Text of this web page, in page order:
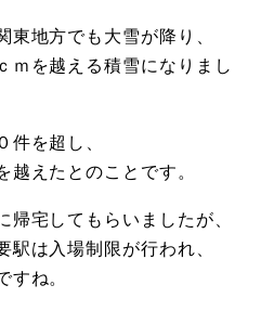
東地方でも大雪が降り、
ｍを越える積雪になりまし
件を超し、
越えたとのことです。
帰宅してもらいましたが、
駅は入場制限が行われ、
すね。